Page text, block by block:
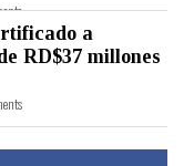
a
RD$37 millones